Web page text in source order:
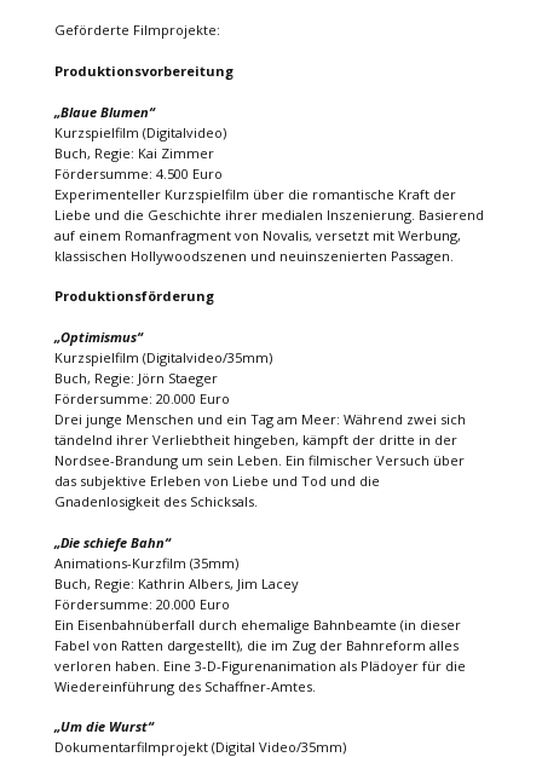
Geförderte Filmprojekte:
Produktionsvorbereitung
„Blaue Blumen“
Kurzspielfilm (Digitalvideo)
Buch, Regie: Kai Zimmer
Fördersumme: 4.500 Euro
Experimenteller Kurzspielfilm über die romantische Kraft der
Liebe und die Geschichte ihrer medialen Inszenierung. Basierend
auf einem Romanfragment von Novalis, versetzt mit Werbung,
klassischen Hollywoodszenen und neuinszenierten Passagen.
Produktionsförderung
„Optimismus“
Kurzspielfilm (Digitalvideo/35mm)
Buch, Regie: Jörn Staeger
Fördersumme: 20.000 Euro
Drei junge Menschen und ein Tag am Meer: Während zwei sich
tändelnd ihrer Verliebtheit hingeben, kämpft der dritte in der
Nordsee-Brandung um sein Leben. Ein filmischer Versuch über
das subjektive Erleben von Liebe und Tod und die
Gnadenlosigkeit des Schicksals.
„Die schiefe Bahn“
Animations-Kurzfilm (35mm)
Buch, Regie: Kathrin Albers, Jim Lacey
Fördersumme: 20.000 Euro
Ein Eisenbahnüberfall durch ehemalige Bahnbeamte (in dieser
Fabel von Ratten dargestellt), die im Zug der Bahnreform alles
verloren haben. Eine 3-D-Figurenanimation als Plädoyer für die
Wiedereinführung des Schaffner-Amtes.
„Um die Wurst“
Dokumentarfilmprojekt (Digital Video/35mm)